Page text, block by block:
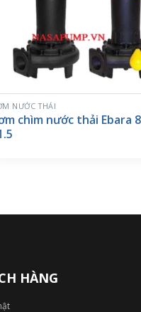
NƯỚC THẢI
chìm nước thải Ebara
HÀNG